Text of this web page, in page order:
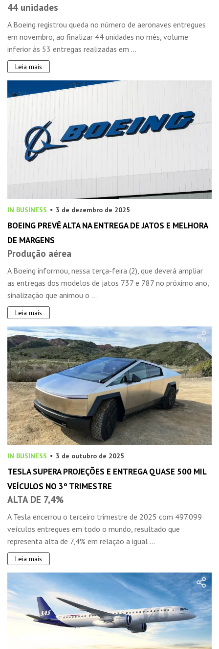
44 unidades
A Boeing registrou queda no número de aeronaves entregues
em novembro, ao finalizar 44 unidades no mês, volume
inferior às 53 entregas realizadas em ...
Leia mais
IN BUSINESS 3 de dezembro de 2025
BOEING PREVÊ ALTA NA ENTREGA DE JATOS E MELHORA
DE MARGENS
Produção aérea
A Boeing informou, nessa terça-feira (2), que deverá ampliar
as entregas dos modelos de jatos 737 e 787 no próximo ano,
sinalização que animou o ...
Leia mais
IN BUSINESS 3 de outubro de 2025
TESLA SUPERA PROJEÇÕES E ENTREGA QUASE 500 MIL
VEÍCULOS NO 3º TRIMESTRE
ALTA DE 7,4%
A Tesla encerrou o terceiro trimestre de 2025 com 497.099
veículos entregues em todo o mundo, resultado que
representa alta de 7,4% em relação a igual ...
Leia mais